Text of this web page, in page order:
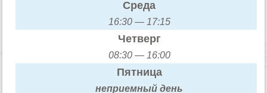
Среда
16:30 — 17:15
Четверг
08:30 — 16:00
Пятница
неприемный день